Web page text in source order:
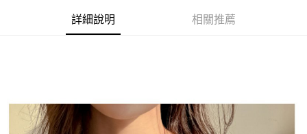
１．簡單：不需註冊會員、不需綁卡、不需儲值。
２．便利：只要手機號碼，簡訊認證，即可結帳。
運送方式
詳細說明 相關推薦